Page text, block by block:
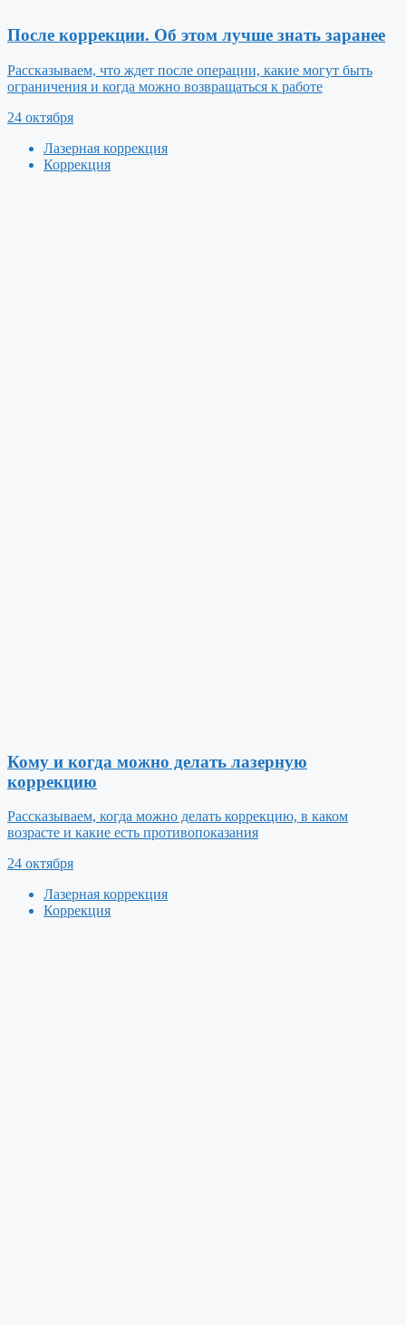
После коррекции. Об этом лучше знать заранее
Рассказываем, что ждет после операции, какие могут быть
ограничения и когда можно возвращаться к работе
24 октября
Лазерная коррекция
Коррекция
Кому и когда можно делать лазерную
коррекцию
Рассказываем, когда можно делать коррекцию, в каком
возрасте и какие есть противопоказания
24 октября
Лазерная коррекция
Коррекция